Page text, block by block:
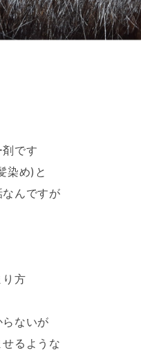
です
染め)と
んですが
り方
ないが
るような